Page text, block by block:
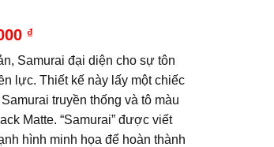
₫.
₫Giá
tại
là:
920.000 ₫.
Samurai đại diện cho sự tôn
lực. Thiết kế này lấy một chiếc
truyền thống và tô màu
Matte. “Samurai” được viết
hình minh họa để hoàn thành